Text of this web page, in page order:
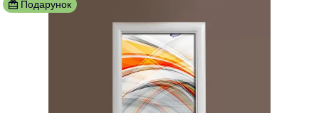
Подарунок